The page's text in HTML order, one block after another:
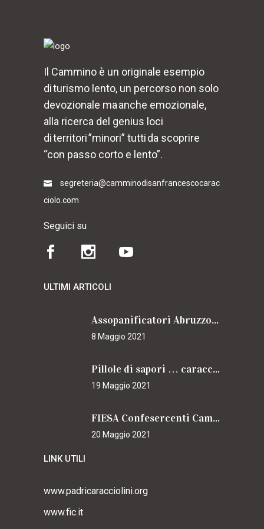
Il Cammino è un originale esempio
di turismo lento, un percorso non solo
devozionale ma anche emozionale,
alla ricerca del genius loci
di territori ”minori” tutti da scoprire
“con passo corto e lento”.
segreteria@camminodisanfrancescocarac
ciolo.com
Seguici su
ULTIMI ARTICOLI
Assopanificatori Abruzzo e Molise insieme per il Cammino
8 Maggio 2021
Pillole di sapori … caracciolini
19 Maggio 2021
FIESA Confesercenti Campania per il Cammino
20 Maggio 2021
LINK UTILI
www.padricaracciolini.org
www.fic.it